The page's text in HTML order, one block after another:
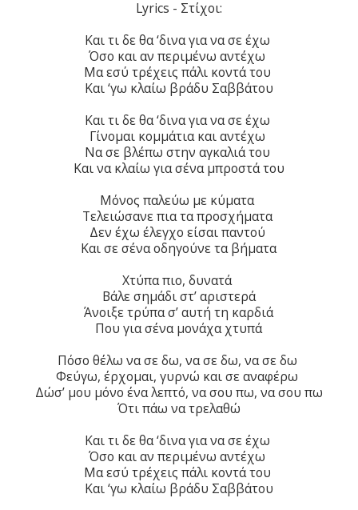
Lyrics - Στίχοι:
Και τι δε θα ‘δινα για να σε έχω
Όσο και αν περιμένω αντέχω
Μα εσύ τρέχεις πάλι κοντά του
Και ‘γω κλαίω βράδυ Σαββάτου
Και τι δε θα ‘δινα για να σε έχω
Γίνομαι κομμάτια και αντέχω
Να σε βλέπω στην αγκαλιά του
Και να κλαίω για σένα μπροστά του
Μόνος παλεύω με κύματα
Τελειώσανε πια τα προσχήματα
Δεν έχω έλεγχο είσαι παντού
Και σε σένα οδηγούνε τα βήματα
Χτύπα πιο, δυνατά
Βάλε σημάδι στ’ αριστερά
Άνοιξε τρύπα σ’ αυτή τη καρδιά
Που για σένα μονάχα χτυπά
Πόσο θέλω να σε δω, να σε δω, να σε δω
Φεύγω, έρχομαι, γυρνώ και σε αναφέρω
Δώσ’ μου μόνο ένα λεπτό, να σου πω, να σου πω
Ότι πάω να τρελαθώ
Και τι δε θα ‘δινα για να σε έχω
Όσο και αν περιμένω αντέχω
Μα εσύ τρέχεις πάλι κοντά του
Και ‘γω κλαίω βράδυ Σαββάτου